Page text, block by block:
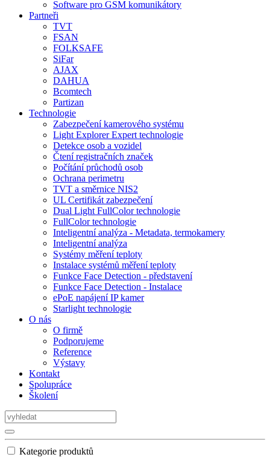
Software pro GSM komunikátory
Partneři
TVT
FSAN
FOLKSAFE
SiFar
AJAX
DAHUA
Bcomtech
Partizan
Technologie
Zabezpečení kamerového systému
Light Explorer Expert technologie
Detekce osob a vozidel
Čtení registračních značek
Počítání průchodů osob
Ochrana perimetru
TVT a směrnice NIS2
UL Certifikát zabezpečení
Dual Light FullColor technologie
FullColor technologie
Inteligentní analýza - Metadata, termokamery
Inteligentní analýza
Systémy měření teploty
Instalace systémů měření teploty
Funkce Face Detection - představení
Funkce Face Detection - Instalace
ePoE napájení IP kamer
Starlight technologie
O nás
O firmě
Podporujeme
Reference
Výstavy
Kontakt
Spolupráce
Školení
Kategorie produktů